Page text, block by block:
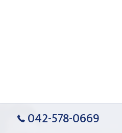
042-578-0669